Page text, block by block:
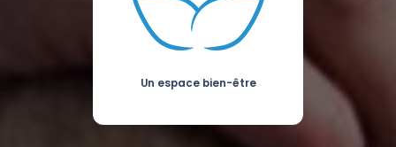
Un espace bien-être